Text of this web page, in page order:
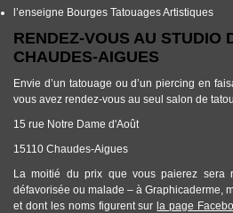
l’enseigne Bourges Tatouages Artistiques
RENDEZ-VOUS AU STUDIO
CHAUDES-AIGUES
Envie d’un tatouage ou d’un piercing en
vous avez rendez-vous au seul salon de
15 rue Notre Dame d'Août
15110 Chaudes-Aigues
La moitié du prix que vous paierez sera
défavorisée ou malade – à Graphicaderme,
et dont les noms figurent sur la page